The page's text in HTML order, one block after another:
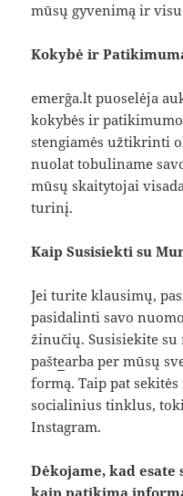
mūsų gyvenimą ir
Kokybė ir
emerĝa.lt puoselėja
kokybės ir
stengiamės užtikrinti
nuolat tobuliname
mūsų skaitytojai
turinį.
Kaip Susisiekti su
Jei turite klausimų,
pasidalinti savo
žinučių. Susisiekite
paštearba per mūsų
formą. Taip pat
socialinius tinklus,
Instagram.
Dėkojame, kad